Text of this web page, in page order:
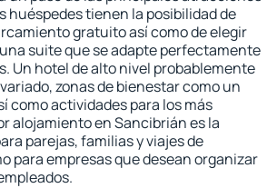
huéspedes tienen la posibilidad de
gratuito así como de elegir
suite que se adapte perfectamente
Un hotel de alto nivel probablemente
zonas de bienestar como un
como actividades para los más
alojamiento en Sancibrián es la
parejas, familias y viajes de
para empresas que desean organizar